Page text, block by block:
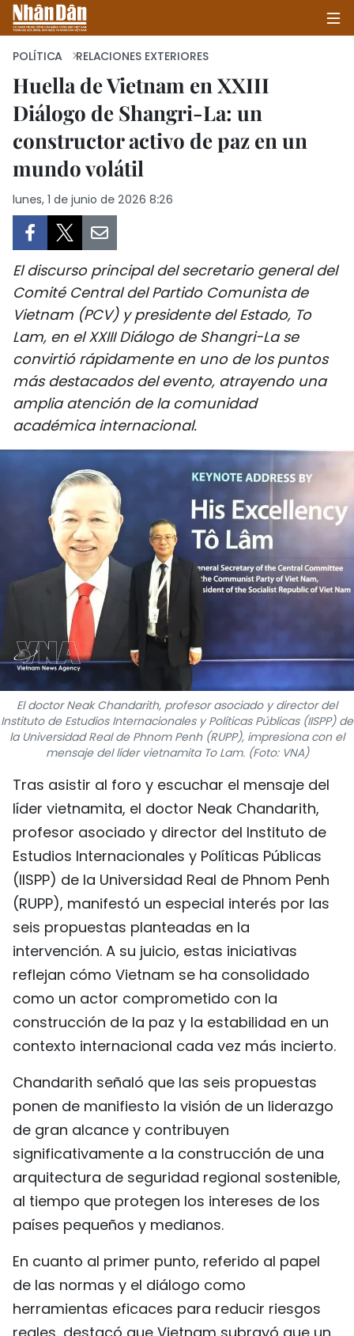
INICIO
POLÍTICA
SALUD - MEDIO AMBIENTE
CULTURA - ENTRETENIMIENTO
INTERNACIONAL
DEPORTES
VIAJES
PUENTE DE AMISTAD
HISTORIAS MULTIMEDIA
FOTOGRAFÍA
¿QUIÉNES SOMOS?
TIẾNG VIỆT
ENGLISH
中文
FRANÇAIS
POLÍTICA RELACIONES EXTERIORES
Huella de Vietnam en XXIII
Diálogo de Shangri-La: un
constructor activo de paz en un
mundo volátil
lunes, 1 de junio de 2026 8:26
El discurso principal del secretario general del
Comité Central del Partido Comunista de
Vietnam (PCV) y presidente del Estado, To
Lam, en el XXIII Diálogo de Shangri-La se
convirtió rápidamente en uno de los puntos
más destacados del evento, atrayendo una
amplia atención de la comunidad
académica internacional.
El doctor Neak Chandarith, profesor asociado y director del
Instituto de Estudios Internacionales y Políticas Públicas (IISPP) de
la Universidad Real de Phnom Penh (RUPP), impresiona con el
mensaje del líder vietnamita To Lam. (Foto: VNA)
Tras asistir al foro y escuchar el mensaje del
líder vietnamita, el doctor Neak Chandarith,
profesor asociado y director del Instituto de
Estudios Internacionales y Políticas Públicas
(IISPP) de la Universidad Real de Phnom Penh
(RUPP), manifestó un especial interés por las
seis propuestas planteadas en la
intervención. A su juicio, estas iniciativas
reflejan cómo Vietnam se ha consolidado
como un actor comprometido con la
construcción de la paz y la estabilidad en un
contexto internacional cada vez más incierto.
Chandarith señaló que las seis propuestas
ponen de manifiesto la visión de un liderazgo
de gran alcance y contribuyen
significativamente a la construcción de una
arquitectura de seguridad regional sostenible,
al tiempo que protegen los intereses de los
países pequeños y medianos.
En cuanto al primer punto, referido al papel
de las normas y el diálogo como
herramientas eficaces para reducir riesgos